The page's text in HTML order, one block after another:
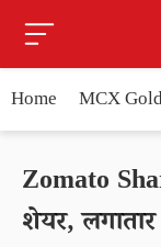
Home MCX
Zomato
शेयर,